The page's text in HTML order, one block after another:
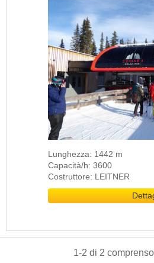
Lunghezza: 1442 m
Capacità/h: 3600
Costruttore: LEITNER
1-2 di 2